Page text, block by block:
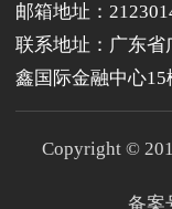
邮箱地址：
联系地址：广东省
鑫国际金融中心15
Copyright ©
备案